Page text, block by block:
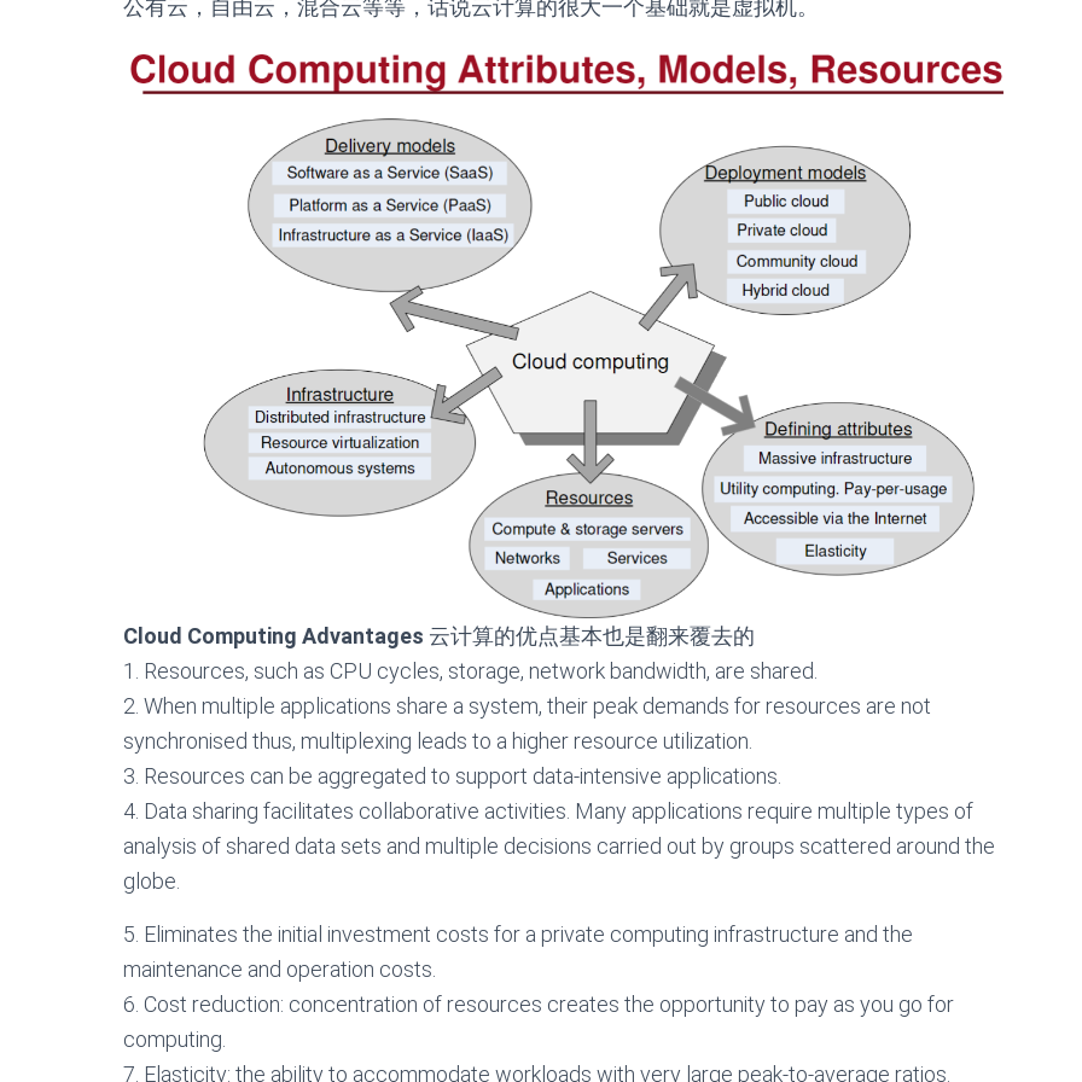
公有云，自由云，混合云等等，话说云计算的很大一个基础就是虚拟机。
Cloud Computing Advantages 云计算的优点基本也是翻来覆去的
1. Resources, such as CPU cycles, storage, network bandwidth, are shared.
2. When multiple applications share a system, their peak demands for resources are not
synchronised thus, multiplexing leads to a higher resource utilization.
3. Resources can be aggregated to support data-intensive applications.
4. Data sharing facilitates collaborative activities. Many applications require multiple types of
analysis of shared data sets and multiple decisions carried out by groups scattered around the
globe.
5. Eliminates the initial investment costs for a private computing infrastructure and the
maintenance and operation costs.
6. Cost reduction: concentration of resources creates the opportunity to pay as you go for
computing.
7. Elasticity: the ability to accommodate workloads with very large peak-to-average ratios.